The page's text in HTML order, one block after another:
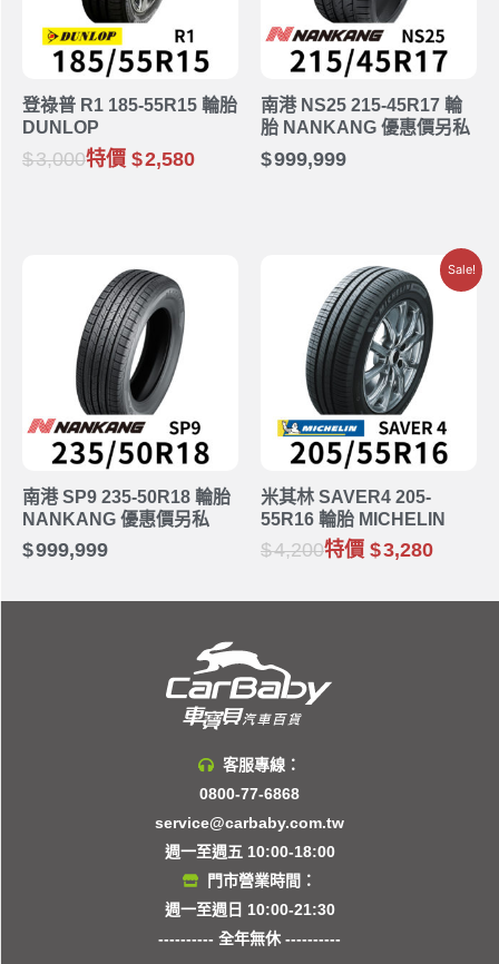
登祿普 R1 185-55R15 輪胎
DUNLOP
3,000特價 2,580
南港 NS25 215-45R17 輪
胎 NANKANG 優惠價另私
999,999
南港 SP9 235-50R18 輪胎
NANKANG 優惠價另私
999,999
Sale!
米其林 SAVER4 205-
55R16 輪胎 MICHELIN
4,200特價 3,280
客服專線：
0800-77-6868
service@carbaby.com.tw
週一至週五 10:00-18:00
門市營業時間：
週一至週日 10:00-21:30
---------- 全年無休 ----------